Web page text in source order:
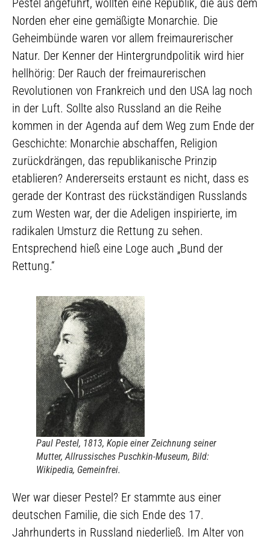
Pestel angeführt, wollten eine Republik, die aus dem
Norden eher eine gemäßigte Monarchie. Die
Geheimbünde waren vor allem freimaurerischer
Natur. Der Kenner der Hintergrundpolitik wird hier
hellhörig: Der Rauch der freimaurerischen
Revolutionen von Frankreich und den USA lag noch
in der Luft. Sollte also Russland an die Reihe
kommen in der Agenda auf dem Weg zum Ende der
Geschichte: Monarchie abschaffen, Religion
zurückdrängen, das republikanische Prinzip
etablieren? Andererseits erstaunt es nicht, dass es
gerade der Kontrast des rückständigen Russlands
zum Westen war, der die Adeligen inspirierte, im
radikalen Umsturz die Rettung zu sehen.
Entsprechend hieß eine Loge auch „Bund der
Rettung.“
Paul Pestel, 1813, Kopie einer Zeichnung seiner
Mutter, Allrussisches Puschkin-Museum, Bild:
Wikipedia, Gemeinfrei.
Wer war dieser Pestel? Er stammte aus einer
deutschen Familie, die sich Ende des 17.
Jahrhunderts in Russland niederließ. Im Alter von